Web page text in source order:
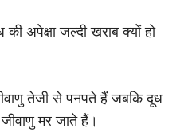
अपेक्षा जल्दी खराब क्यों हो
तेजी से पनपते हैं जबकि दूध
मर जाते हैं।